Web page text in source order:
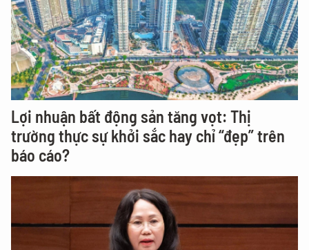
Lợi nhuận bất động sản tăng vọt: Thị
trường thực sự khởi sắc hay chỉ “đẹp” trên
báo cáo?